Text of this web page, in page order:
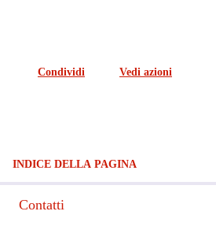
Condividi Vedi azioni
INDICE DELLA PAGINA
Contatti